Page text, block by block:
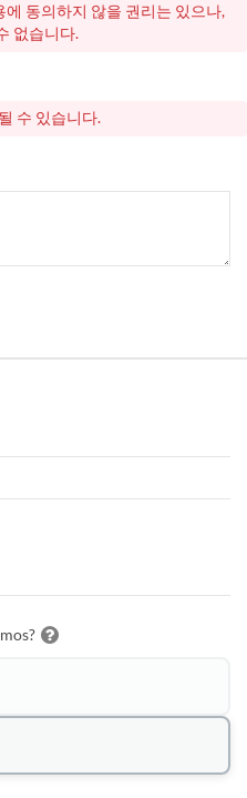
동의하지 않을 권리는 있으나,
없습니다.
수 있습니다.